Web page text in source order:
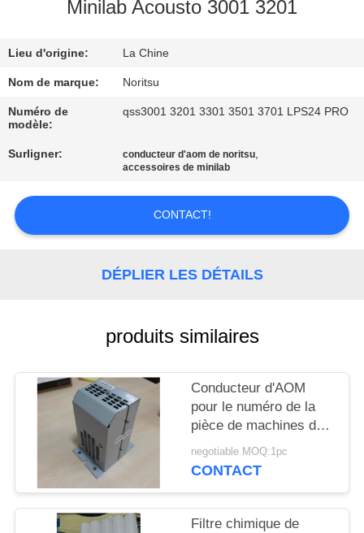
L'USINE
CONTRÔLE
DE
LA
NOUS
CONTACTER
DEMANDEZ
PLAN
PRIVACY
POLICY
Minilab Acousto 3001 3201
Lieu d'origine: La Chine
Nom de marque: Noritsu
Numéro de
modèle:
qss3001 3201 3301 3501 3701 LPS24 PRO
Surligner: conducteur d'aom de noritsu,
accessoires de minilab
CONTACT!
DÉPLIER LES DÉTAILS
produits similaires
Conducteur d'AOM
pour le numéro de la
pièce de machines de
minilab de série de
Noritsu qss3001, 3011,
negotiable MOQ:1pc
CONTACT
Filtre chimique de